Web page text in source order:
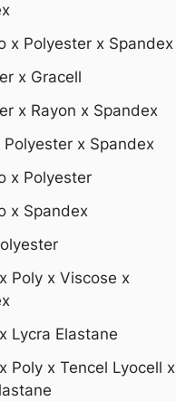
x Polyester x Spandex
x Gracell
x Rayon x Spandex
Polyester x Spandex
x Polyester
x Spandex
Poly x Viscose x
Lycra Elastane
Poly x Tencel Lyocell x